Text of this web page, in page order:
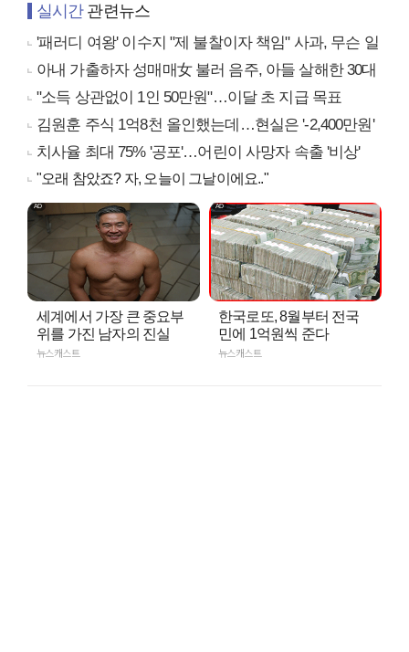
실시간관련뉴스
'패러디 여왕' 이수지 "제 불찰이자 책임" 사과, 무슨 일
아내 가출하자 성매매女 불러 음주, 아들 살해한 30대
"소득 상관없이 1인 50만원"…이달 초 지급 목표
김원훈 주식 1억8천 올인했는데…현실은 '-2,400만원'
치사율 최대 75% '공포'…어린이 사망자 속출 '비상'
"오래 참았죠? 자, 오늘이 그날이에요.."
세계에서 가장 큰 중요부
위를 가진 남자의 진실
뉴스캐스트
한국로또, 8월부터 전국
민에 1억원씩 준다
뉴스캐스트